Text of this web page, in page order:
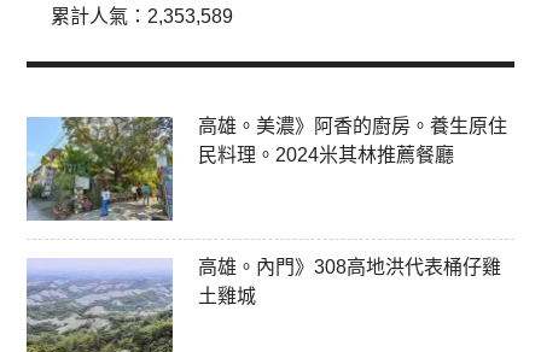
累計人氣： 2,353,589
高雄。美濃》阿香的廚房。養生原住
民料理。2024米其林推薦餐廳
高雄。內門》308高地洪代表桶仔雞
土雞城